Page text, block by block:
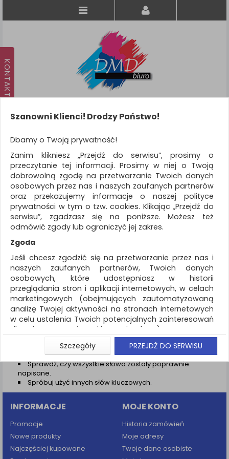
KATEGORIE
WSZYSTKIE KATEGORIE
FILTRY
Więcej
REKLAMA
AKTUALNOŚCI
Wyniki wyszukiwania
NIE ZNALEZIONO PRODUKTÓW
Nie odnaleziono produktów wg przyjętych kryteriów
PODPOWIEDZI
Zmień kryteria wyszukiwania zaznaczając inne filtry i
wyszukaj ponownie
Sprawdź, czy wszystkie słowa zostały poprawnie
napisane.
Spróbuj użyć innych słów kluczowych.
INFORMACJE
Promocje
Nowe produkty
Najczęściej kupowane
MOJE KONTO
Historia zamówień
Moje adresy
Twoje dane osobiste
Szanowni Klienci! Drodzy Państwo!
Dbamy o Twoją prywatność!
Zanim klikniesz „Przejdź do serwisu”, prosimy o
przeczytanie tej informacji. Prosimy w niej o Twoją
dobrowolną zgodę na przetwarzanie Twoich danych
osobowych przez nas i naszych zaufanych partnerów
oraz przekazujemy informacje o naszej polityce
prywatności w tym o tzw. cookies. Klikając „Przejdź do
serwisu”, zgadzasz się na poniższe. Możesz też
odmówić zgody lub ograniczyć jej zakres.
Zgoda
Jeśli chcesz zgodzić się na przetwarzanie przez nas i
naszych zaufanych partnerów, Twoich danych
osobowych, które udostępniasz w historii
przeglądania stron i aplikacji internetowych, w celach
marketingowych (obejmujących zautomatyzowaną
analizę Twojej aktywności na stronach internetowych
w celu ustalenia Twoich potencjalnych zainteresowań
dla dostosowania reklamy i oferty), w tym na
umieszczanie tzw. cookies na Twoich urządzeniach i
ich odczytywanie, kliknij przycisk „Przejdź do serwisu”.
Jeśli nie chcesz wyrazić zgody lub ograniczyć jej
zakres, kliknij „Szczegóły”, gdzie znajdziesz wszelkie
informacje o tym jak to zrobić . Te same informacje
znajdziesz także na podstronie z naszą polityką
prywatności obowiązującą od 25 maja 2018.
W przypadku użytkowników zalogowanych, aby
umożliwić prawidłową realizację Umowy z Państwem i
związane z tym prawidłowe działanie naszej strony
www, a w szczególności np. wysłanie potwierdzenia
Szczegóły PRZEJDŹ DO SERWISU